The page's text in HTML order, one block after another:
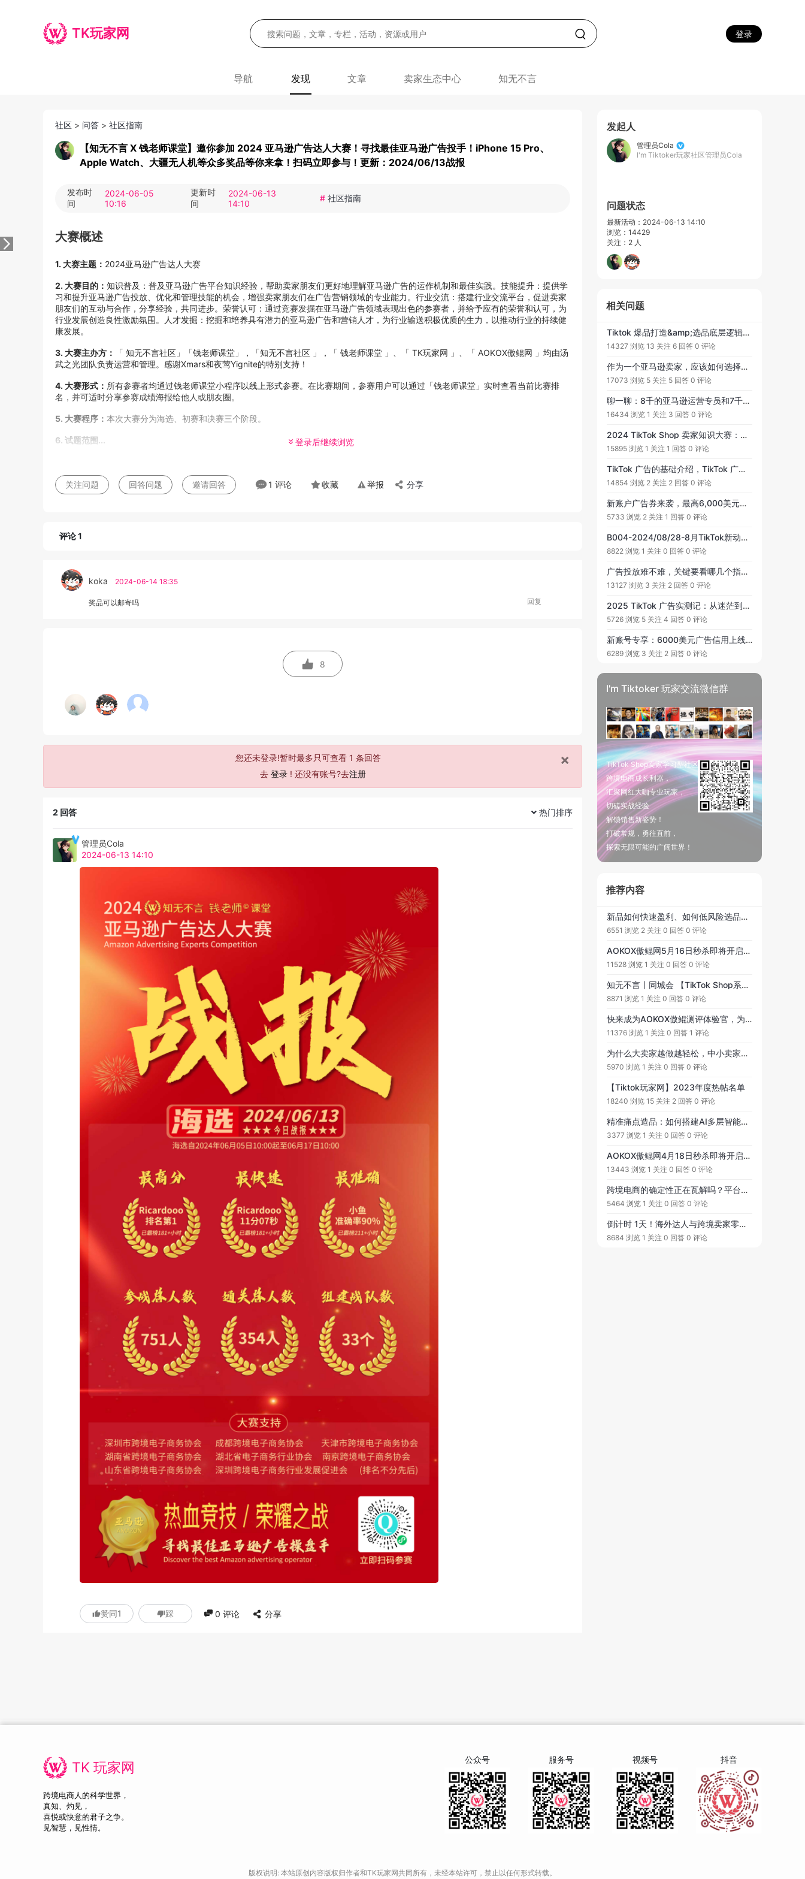
TK玩家网 登录
导航 发现 文章 卖家生态中心 知无不言
社区 > 问答 > 社区指南
【知无不言 X 钱老师课堂】邀你参加 2024 亚马逊广告达人大赛！寻找最佳亚马逊广告投手！iPhone 15 Pro、
Apple Watch、大疆无人机等众多奖品等你来拿！扫码立即参与！更新：2024/06/13战报
发布时
间
2024-06-05
10:16
更新时
间
2024-06-13
14:10
# 社区指南
大赛概述
1. 大赛主题： 2024亚马逊广告达人大赛
2. 大赛目的： 知识普及：普及亚马逊广告平台知识经验，帮助卖家朋友们更好地理解亚马逊广告的运作机制和最佳实践。技能提升：提供学
习和提升亚马逊广告投放、优化和管理技能的机会，增强卖家朋友们在广告营销领域的专业能力。行业交流：搭建行业交流平台，促进卖家
朋友们的互动与合作，分享经验，共同进步。荣誉认可：通过竞赛发掘在亚马逊广告领域表现出色的参赛者，并给予应有的荣誉和认可，为
行业发展创造良性激励氛围。人才发掘：挖掘和培养具有潜力的亚马逊广告和营销人才，为行业输送积极优质的生力，以推动行业的持续健
康发展。
3. 大赛主办方：
「 知无不言社区」「钱老师课堂」，「知无不言社区 」，「 钱老师课堂 」、「 TK玩家网 」、「 AOKOX傲鲲网 」均由汤
武之光团队负责运营和管理。 感谢Xmars和夜莺Yignite的特别支持！
4. 大赛形式： 所有参赛者均通过钱老师课堂小程序以线上形式参赛。在比赛期间，参赛用户可以通过「钱老师课堂」实时查看当前比赛排
名，并可适时分享参赛成绩海报给他人或朋友圈。
5. 大赛程序： 本次大赛分为海选、初赛和决赛三个阶段。
6. 试题范围... 登录后继续浏览
关注问题 回答问题 邀请回答 1 评论 收藏 举报 分享
评论 1
koka 2024-06-14 18:35
奖品可以邮寄吗 回复
8
×
您还未登录!暂时最多只可查看 1 条回答
去 登录 ! 还没有账号?去注册
2 回答 热门排序
管理员Cola
2024-06-13 14:10
赞同1 踩 0 评论 分享
发起人
管理员Cola
I'm Tiktoker玩家社区管理员Cola
问题状态
最新活动：2024-06-13 14:10
浏览：14429
关注：2 人
相关问题
Tiktok 爆品打造&amp;选品底层逻辑详细干货分享：TikTok爆款的7大特征！TikTok选品的市场调研居然跑去亚马逊做？3个打品阶段的3个流量渠道应该怎么分配？
14327 浏览 13 关注 6 回答 0 评论
作为一个亚马逊卖家，应该如何选择注册TK店铺？我这样的状况是注册什么店铺最好，跨境pop店铺吗？
17073 浏览 5 关注 5 回答 0 评论
聊一聊：8千的亚马逊运营专员和7千的Tiktok运营，你会选择哪个？
16434 浏览 1 关注 3 回答 0 评论
2024 TikTok Shop 卖家知识大赛：寻找TikTok Shop 极客玩家！赢取大疆无人机，小米扫地机大奖……
15895 浏览 1 关注 1 回答 0 评论
TikTok 广告的基础介绍，TikTok 广告也是TikTok 平台可以变现的一大模式，而且还是营销推广的一大利器哦！
14854 浏览 2 关注 2 回答 0 评论
新账户广告券来袭，最高6,000美元，电商起步更轻松
5733 浏览 2 关注 1 回答 0 评论
B004-2024/08/28-8月TikTok新动态！TikTok又一高管将离职，曾应对美国封禁TikTok的禁令！TikTok Shop发布2024黑五备战策略！
8822 浏览 1 关注 0 回答 0 评论
广告投放难不难，关键要看哪几个指标，求指教，求带！！！是付费用户数和转化率，出价和转化率，还是点击率和转化率。
13127 浏览 3 关注 2 回答 0 评论
2025 TikTok 广告实测记：从迷茫到看到 ROI 的点滴
5726 浏览 5 关注 4 回答 0 评论
新账号专享：6000美元广告信用上线，我的电商试水日记
6289 浏览 3 关注 2 回答 0 评论
I'm Tiktoker 玩家交流微信群
TikTok Shop卖家学习型社区
跨境电商成长利器，
汇聚网红大咖专业玩家，
切磋实战经验
解锁销售新姿势！
打破常规，勇往直前，
探索无限可能的广阔世界！
推荐内容
新品如何快速盈利、如何低风险选品、如何判断老品的增量空间和新品潜力、如何管理新生代团队、企业如何做财税合规、流量瓶颈期如何开辟第二增长曲线.....
6551 浏览 2 关注 0 回答 0 评论
AOKOX傲鲲网5月16日秒杀即将开启！每月一次，限时等你来！
11528 浏览 1 关注 0 回答 0 评论
知无不言丨同城会 【TikTok Shop系列课程】9月4日线上直播：TikTok 快速入局和运营变现！9月7日-8日线下课程：TikTok 快速入局和运营变现！
8871 浏览 1 关注 0 回答 0 评论
快来成为AOKOX傲鲲测评体验官，为卖家发声！免费测评资源服务，享受更多金币奖励可提现！
11376 浏览 1 关注 0 回答 1 评论
为什么大卖家越做越轻松，中小卖家越做越焦虑？
5970 浏览 1 关注 0 回答 0 评论
【Tiktok玩家网】2023年度热帖名单
18240 浏览 15 关注 2 回答 0 评论
精准痛点造品：如何搭建AI多层智能选品闭环体系？AI智能体+爆款打造：如何梳理智能体在爆款打造过程中可参与的环节？智能体 + 站外增长：如何通过智能体实现红人批量挖掘与建联？如何监测竞品站外动态......
3377 浏览 1 关注 0 回答 0 评论
AOKOX傲鲲网4月18日秒杀即将开启！TikTok 运营类、数据分析类、红人视频等资源工具等你来秒杀！
13443 浏览 1 关注 0 回答 0 评论
跨境电商的确定性正在瓦解吗？平台新政持续挤压利润，Al流量算法重构规则，欧美合规红线与财税风险、组织内耗和增长的焦虑......
5464 浏览 1 关注 0 回答 0 评论
倒计时 1天！海外达人与跨境卖家零距离见面会！分享如何用网红快速打爆品以及获得网红关注快速回复？如何利用TikTok最新算法设计内容营销？TikTok的战略优势和战术实操......
8684 浏览 1 关注 0 回答 0 评论
TK 玩家网
跨境电商人的科学世界，
真知、灼见，
喜悦或快意的君子之争。
见智慧，见性情。
公众号 服务号 视频号 抖音
版权说明: 本站原创内容版权归作者和TK玩家网共同所有，未经本站许可，禁止以任何形式转载。